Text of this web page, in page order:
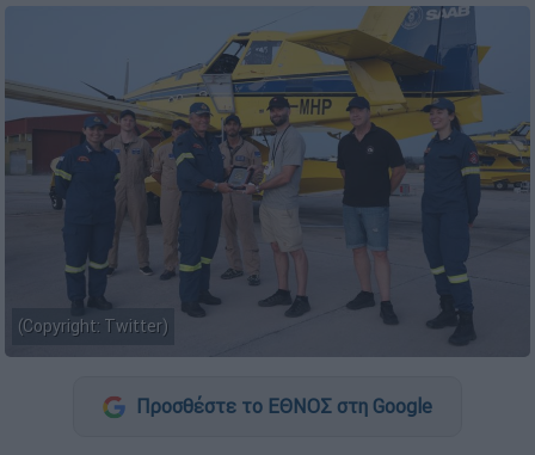
(Copyright: Twitter)
Προσθέστε το ΕΘΝΟΣ στη Google